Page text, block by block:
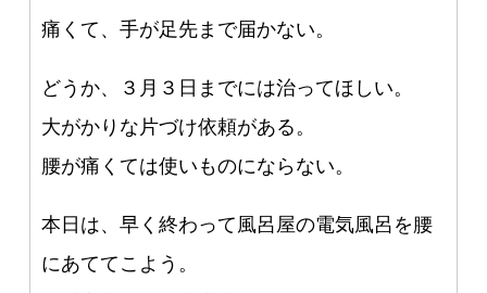
痛くて、手が足先まで届かない。
どうか、３月３日までには治ってほしい。
大がかりな片づけ依頼がある。
腰が痛くては使いものにならない。
本日は、早く終わって風呂屋の電気風呂を腰
にあててこよう。